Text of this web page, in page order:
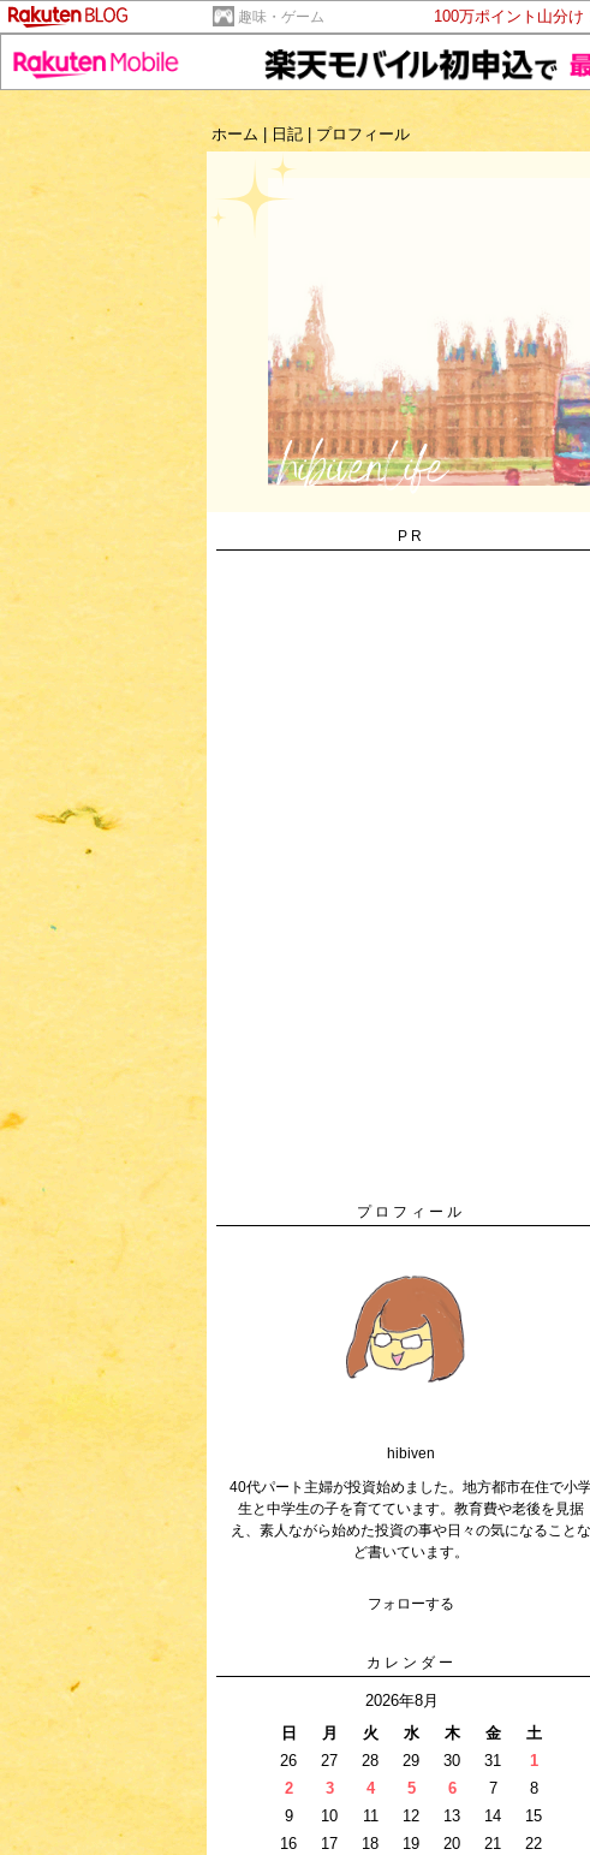
趣味・ゲーム 100万ポイント山分
ホーム|日記 |プロフィール
PR
プロフィール
hibiven
40代パート主婦が投資始めました。地方都市在住で小
生と中学生の子を育てています。教育費や老後を見据
え、素人ながら始めた投資の事や日々の気になることな
ど書いています。
フォローする
カレンダー
2026年8月
日
月 火 水 木 金
土
26
27 28 29 30 31
1
2
3 4 5 6 7
8
9
10 11 12 13 14
15
16
17 18 19 20 21
22